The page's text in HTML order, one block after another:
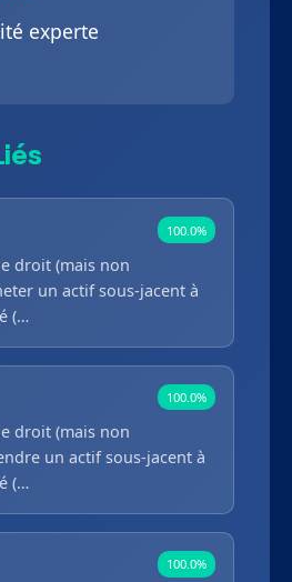
experte
100.0%
droit (mais non
un actif sous-jacent à
(…
100.0%
droit (mais non
un actif sous-jacent à
(…
100.0%